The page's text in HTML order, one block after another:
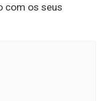
com os seus